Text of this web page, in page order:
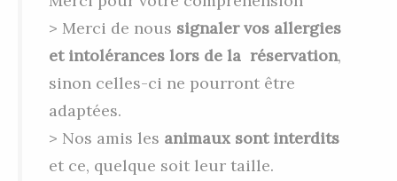
> Merci de nous signaler vos allergies
et intolérances lors de la réservation,
sinon celles-ci ne pourront être
adaptées.
> Nos amis les animaux sont interdits
et ce, quelque soit leur taille.